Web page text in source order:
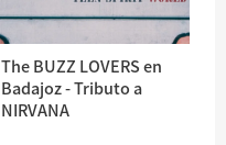
The BUZZ LOVERS en
Badajoz - Tributo a
NIRVANA